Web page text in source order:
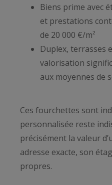
Biens prime avec
et prestations
de 20 000 €/m²
Duplex, terrasses
valorisation
aux moyennes de
Ces fourchettes sont
personnalisée reste
précisément la valeur
adresse exacte, son
propres.